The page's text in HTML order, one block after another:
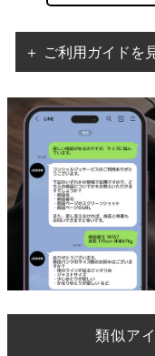
＋ ご利用ガイドを
類似ア